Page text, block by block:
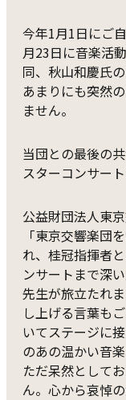
今年1月1日にご
月23日に音楽活
同、秋山和慶氏
あまりにも突然
ません。
当団との最後の
スターコンサー
公益財団法人東
「東京交響楽団
れ、桂冠指揮者
ンサートまで深
先生が旅立たれ
し上げる言葉も
いてステージに
のあの温かい音
ただ呆然として
ん。心から哀悼